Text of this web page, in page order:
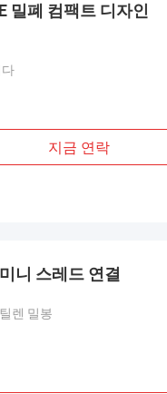
밀폐 컴팩트 디자인
지금 연락
니 스레드 연결
렌 밀봉